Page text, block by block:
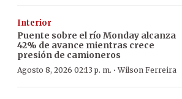
Interior
Puente sobre el río Monday alcanza
42% de avance mientras crece
presión de camioneros
Agosto 8, 2026 02:13 p. m. ·Wilson Ferreira